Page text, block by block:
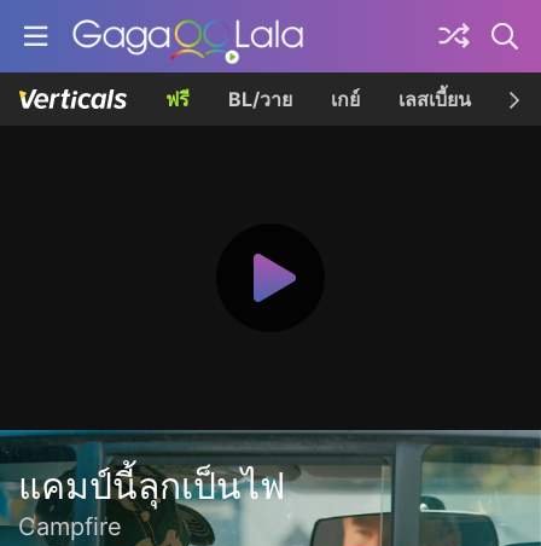
ฟรี BL/วาย เกย์ เลสเบี้ยน เค
แคมป์นี้ลุกเป็นไฟ
Campfire